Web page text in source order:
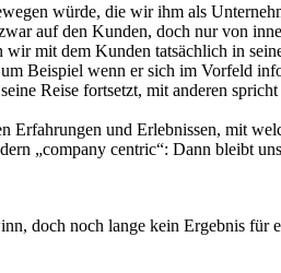
würde, die wir ihm als
auf den Kunden, doch nur von
mit dem Kunden tatsächlich in
Beispiel wenn er sich im Vorfeld
Reise fortsetzt, mit anderen spricht
und Erlebnissen, mit
„company centric“: Dann bleibt
doch noch lange kein Ergebnis